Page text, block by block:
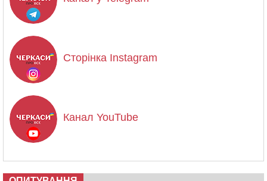
Сторінка Instagram
Канал YouTube